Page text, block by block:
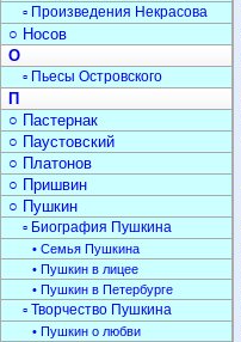
▫ Произведения Некрасова
○ Носов
О
▫ Пьесы Островского
П
○ Пастернак
○ Паустовский
○ Платонов
○ Пришвин
○ Пушкин
▫ Биография Пушкина
• Семья Пушкина
• Пушкин в лицее
• Пушкин в Петербурге
▫ Творчество Пушкина
• Пушкин о любви